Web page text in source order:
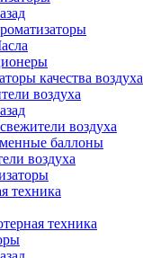
качества воздуха
воздуха
воздуха
баллоны
воздуха
техника
техника